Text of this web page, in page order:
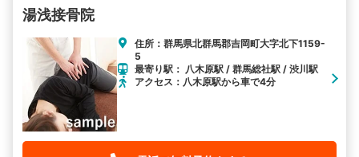
湯浅接骨院
住所：群馬県北群馬郡吉岡町大字北下1159-
5
最寄り駅： 八木原駅 / 群馬総社駅 / 渋川駅
アクセス：八木原駅から車で4分